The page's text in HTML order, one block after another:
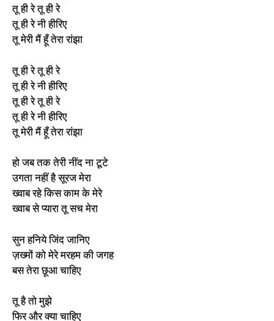
तू ही रे तू ही रे
तू ही रे नी हीरिए
तू मेरी मैं हूँ तेरा रांझा
तू ही रे तू ही रे
तू ही रे नी हीरिए
तू ही रे तू ही रे
तू ही रे नी हीरिए
तू मेरी मैं हूँ तेरा रांझा
हो जब तक तेरी नींद ना टूटे
उगता नहीं है सूरज मेरा
ख्वाब रहे किस काम के मेरे
ख्वाब से प्यारा तू सच मेरा
सुन हनिये जिंद जानिए
ज़ख्मों को मेरे मरहम की जगह
बस तेरा छूआ चाहिए
तू है तो मुझे
फिर और क्या चाहिए